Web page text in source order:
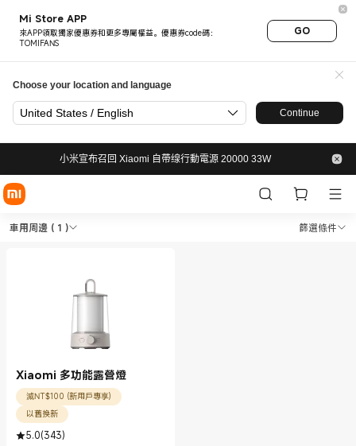
Mi Store APP
來APP領取獨家優惠券和更多專屬權益。優惠券code碼：
TOMIFANS
GO
Choose your location and language
United States / English Continue
小米宣布召回 Xiaomi 自帶缐行動電源 20000 33W
Shop 旅行戶外 車用周邊 in
車用周邊 ( 1 ) 篩選條件
Shop 旅行戶外 車用周邊 in Xiaomi 小
Xiaomi 多功能露營燈
減NT$100 (新用戶專享)
以舊換新
5.0(343)